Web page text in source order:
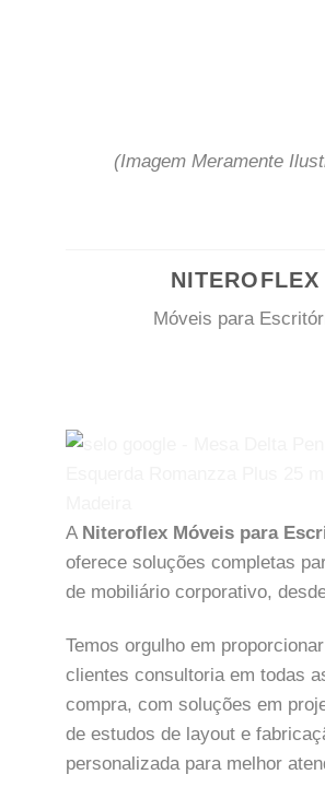
(Imagem Meramente
NITEROFLEX
Móveis para
A Niteroflex Móveis para
oferece soluções completas
de mobiliário corporativo,
Temos orgulho em
clientes consultoria em todas
compra, com soluções em
de estudos de layout e
personalizada para melhor